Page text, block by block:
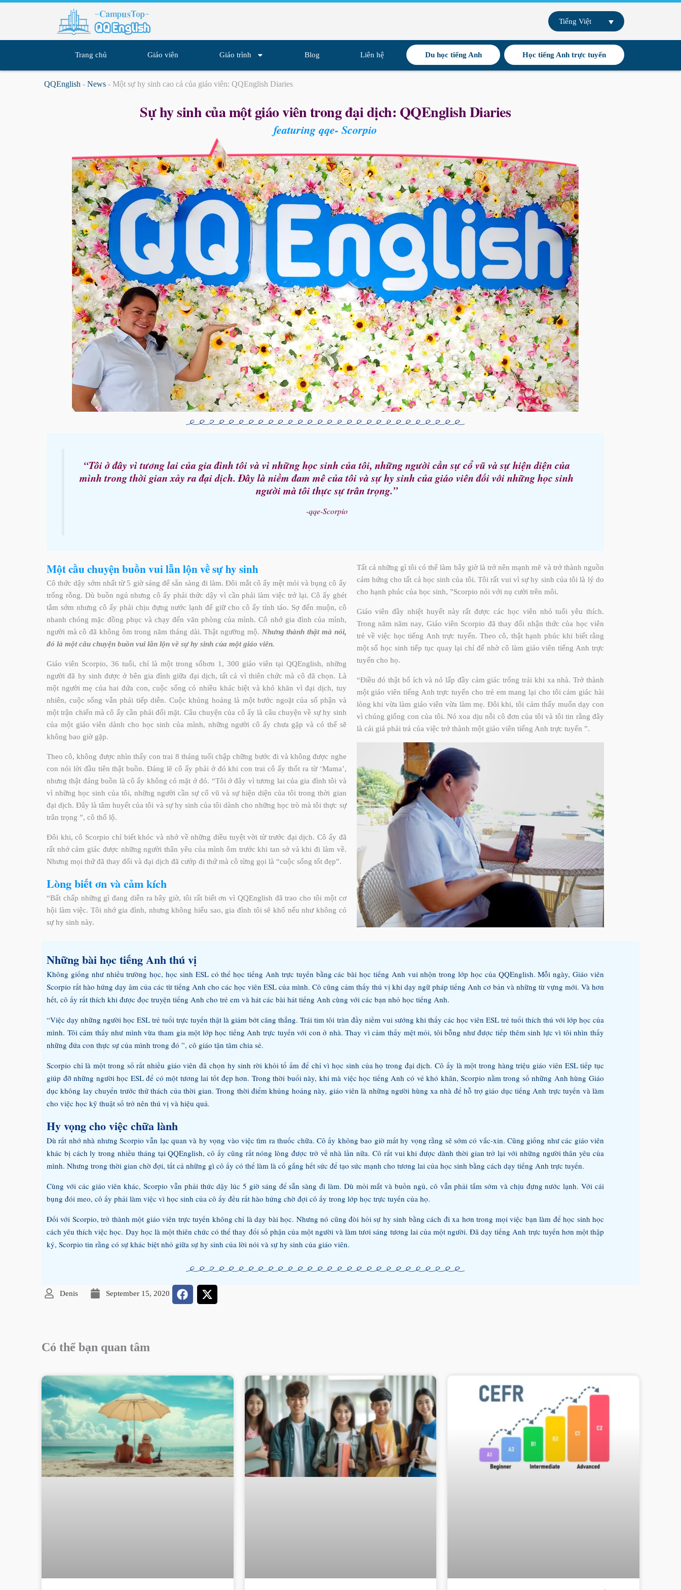
Tiếng Việt
Trang chủ Giáo viên Giáo trình Blog Liên hệ Du học tiếng Anh Học tiếng Anh trực tuyến
QQEnglish - News - Một sự hy sinh cao cả của giáo viên: QQEnglish Diaries
Sự hy sinh của một giáo viên trong đại dịch: QQEnglish Diaries
featuring qqe- Scorpio
“Tôi ở đây vì tương lai của gia đình tôi và vì những học sinh của tôi, những người cần sự cổ vũ và sự hiện diện của
mình trong thời gian xảy ra đại dịch. Đây là niềm đam mê của tôi và sự hy sinh của giáo viên đối với những học sinh
người mà tôi thực sự trân trọng.”
-qqe-Scorpio
Một cầu chuyện buồn vui lẫn lộn về sự hy sinh
Cô thức dậy sớm nhất từ 5 giờ sáng để sẵn sàng đi làm. Đôi mắt cô ấy mệt mỏi và bụng cô ấy
trống rỗng. Dù buồn ngủ nhưng cô ấy phải thức dậy vì cần phải làm việc trở lại. Cô ấy ghét
tắm sớm nhưng cô ấy phải chịu đựng nước lạnh để giữ cho cô ấy tỉnh táo. Sợ đến muộn, cô
nhanh chóng mặc đồng phục và chạy đến văn phòng của mình. Cô nhớ gia đình của mình,
người mà cô đã không ôm trong năm tháng dài. Thật ngưỡng mộ. Nhưng thành thật mà nói,
đó là một câu chuyện buồn vui lẫn lộn về sự hy sinh của một giáo viên.
Giáo viên Scorpio, 36 tuổi, chỉ là một trong sốhơn 1, 300 giáo viên tại QQEnglish, những
người đã hy sinh được ở bên gia đình giữa đại dịch, tất cả vì thiên chức mà cô đã chọn. Là
một người mẹ của hai đứa con, cuộc sống có nhiều khác biệt và khó khăn vì đại dịch, tuy
nhiên, cuộc sống vẫn phải tiếp diễn. Cuộc khủng hoảng là một bước ngoặt của số phận và
một trận chiến mà cô ấy cần phải đối mặt. Câu chuyện của cô ấy là câu chuyện về sự hy sinh
của một giáo viên dành cho học sinh của mình, những người cô ấy chưa gặp và có thể sẽ
không bao giờ gặp.
Theo cô, không được nhìn thấy con trai 8 tháng tuổi chập chững bước đi và không được nghe
con nói lời đầu tiên thật buồn. Đáng lẽ cô ấy phải ở đó khi con trai cô ấy thốt ra từ ‘Mama’,
nhưng thật đáng buồn là cô ấy không có mặt ở đó. “Tôi ở đây vì tương lai của gia đình tôi và
vì những học sinh của tôi, những người cần sự cổ vũ và sự hiện diện của tôi trong thời gian
đại dịch. Đây là tâm huyết của tôi và sự hy sinh của tôi dành cho những học trò mà tôi thực sự
trân trọng ”, cô thổ lộ.
Đôi khi, cô Scorpio chỉ biết khóc và nhớ về những điều tuyệt vời từ trước đại dịch. Cô ấy đã
rất nhớ cảm giác được những người thân yêu của mình ôm trước khi tan sở và khi đi làm về.
Nhưng mọi thứ đã thay đổi và đại dịch đã cướp đi thứ mà cô từng gọi là “cuộc sống tốt đẹp”.
Lòng biết ơn và cảm kích
“Bất chấp những gì đang diễn ra bây giờ, tôi rất biết ơn vì QQEnglish đã trao cho tôi một cơ
hội làm việc. Tôi nhớ gia đình, nhưng không hiểu sao, gia đình tôi sẽ khổ nếu như không có
sự hy sinh này.
Tất cả những gì tôi có thể làm bây giờ là trở nên mạnh mẽ và trở thành nguồn
cảm hứng cho tất cả học sinh của tôi. Tôi rất vui vì sự hy sinh của tôi là lý do
cho hạnh phúc của học sinh, ”Scorpio nói với nụ cười trên môi.
Giáo viên đầy nhiệt huyết này rất được các học viên nhỏ tuổi yêu thích.
Trong năm năm nay, Giáo viên Scorpio đã thay đổi nhận thức của học viên
trẻ về việc học tiếng Anh trực tuyến. Theo cô, thật hạnh phúc khi biết rằng
một số học sinh tiếp tục quay lại chỉ để nhờ cô làm giáo viên tiếng Anh trực
tuyến cho họ.
“Điều đó thật bổ ích và nó lấp đầy cảm giác trống trải khi xa nhà. Trở thành
một giáo viên tiếng Anh trực tuyến cho trẻ em mang lại cho tôi cảm giác hài
lòng khi vừa làm giáo viên vừa làm mẹ. Đôi khi, tôi cảm thấy muốn dạy con
vì chúng giống con của tôi. Nó xoa dịu nỗi cô đơn của tôi và tôi tin rằng đây
là cái giá phải trả của việc trở thành một giáo viên tiếng Anh trực tuyến ”.
Những bài học tiếng Anh thú vị
Không giống như nhiều trường học, học sinh ESL có thể học tiếng Anh trực tuyến bằng các bài học tiếng Anh vui nhộn trong lớp học của QQEnglish. Mỗi ngày, Giáo viên
Scorpio rất hào hứng dạy âm của các từ tiếng Anh cho các học viên ESL của mình. Cô cũng cảm thấy thú vị khi dạy ngữ pháp tiếng Anh cơ bản và những từ vựng mới. Và hơn
hết, cô ấy rất thích khi được đọc truyện tiếng Anh cho trẻ em và hát các bài hát tiếng Anh cùng với các bạn nhỏ học tiếng Anh.
“Việc dạy những người học ESL trẻ tuổi trực tuyến thật là giảm bớt căng thẳng. Trái tim tôi tràn đầy niềm vui sướng khi thấy các học viên ESL trẻ tuổi thích thú với lớp học của
mình. Tôi cảm thấy như mình vừa tham gia một lớp học tiếng Anh trực tuyến với con ở nhà. Thay vì cảm thấy mệt mỏi, tôi bỗng như được tiếp thêm sinh lực vì tôi nhìn thấy
những đứa con thực sự của mình trong đó ”, cô giáo tận tâm chia sẻ.
Scorpio chỉ là một trong số rất nhiều giáo viên đã chọn hy sinh rời khỏi tổ ấm để chỉ vì học sinh của họ trong đại dịch. Cô ấy là một trong hàng triệu giáo viên ESL tiếp tục
giúp đỡ những người học ESL để có một tương lai tốt đẹp hơn. Trong thời buổi này, khi mà việc học tiếng Anh có vẻ khó khăn, Scorpio nằm trong số những Anh hùng Giáo
dục không lay chuyển trước thử thách của thời gian. Trong thời điểm khủng hoảng này, giáo viên là những người hùng xa nhà để hỗ trợ giáo dục tiếng Anh trực tuyến và làm
cho việc học kỹ thuật số trở nên thú vị và hiệu quả.
Hy vọng cho việc chữa lành
Dù rất nhớ nhà nhưng Scorpio vẫn lạc quan và hy vọng vào việc tìm ra thuốc chữa. Cô ấy không bao giờ mất hy vọng rằng sẽ sớm có vắc-xin. Cũng giống như các giáo viên
khác bị cách ly trong nhiều tháng tại QQEnglish, cô ấy cũng rất nóng lòng được trở về nhà lần nữa. Cô rất vui khi được dành thời gian trở lại với những người thân yêu của
mình. Nhưng trong thời gian chờ đợi, tất cả những gì cô ấy có thể làm là cố gắng hết sức để tạo sức mạnh cho tương lai của học sinh bằng cách dạy tiếng Anh trực tuyến.
Cùng với các giáo viên khác, Scorpio vẫn phải thức dậy lúc 5 giờ sáng để sẵn sàng đi làm. Dù mỏi mắt và buồn ngủ, cô vẫn phải tắm sớm và chịu đựng nước lạnh. Với cái
bụng đói meo, cô ấy phải làm việc vì học sinh của cô ấy đều rất hào hứng chờ đợi cô ấy trong lớp học trực tuyến của họ.
Đối với Scorpio, trở thành một giáo viên trực tuyến không chỉ là dạy bài học. Nhưng nó cũng đòi hỏi sự hy sinh bằng cách đi xa hơn trong mọi việc bạn làm để học sinh học
cách yêu thích việc học. Dạy học là một thiên chức có thể thay đổi số phận của một người và làm tươi sáng tương lai của một người. Đã dạy tiếng Anh trực tuyến hơn một thập
kỷ, Scorpio tin rằng có sự khác biệt nhỏ giữa sự hy sinh của lời nói và sự hy sinh của giáo viên.
Denis September 15, 2020
Có thể bạn quan tâm